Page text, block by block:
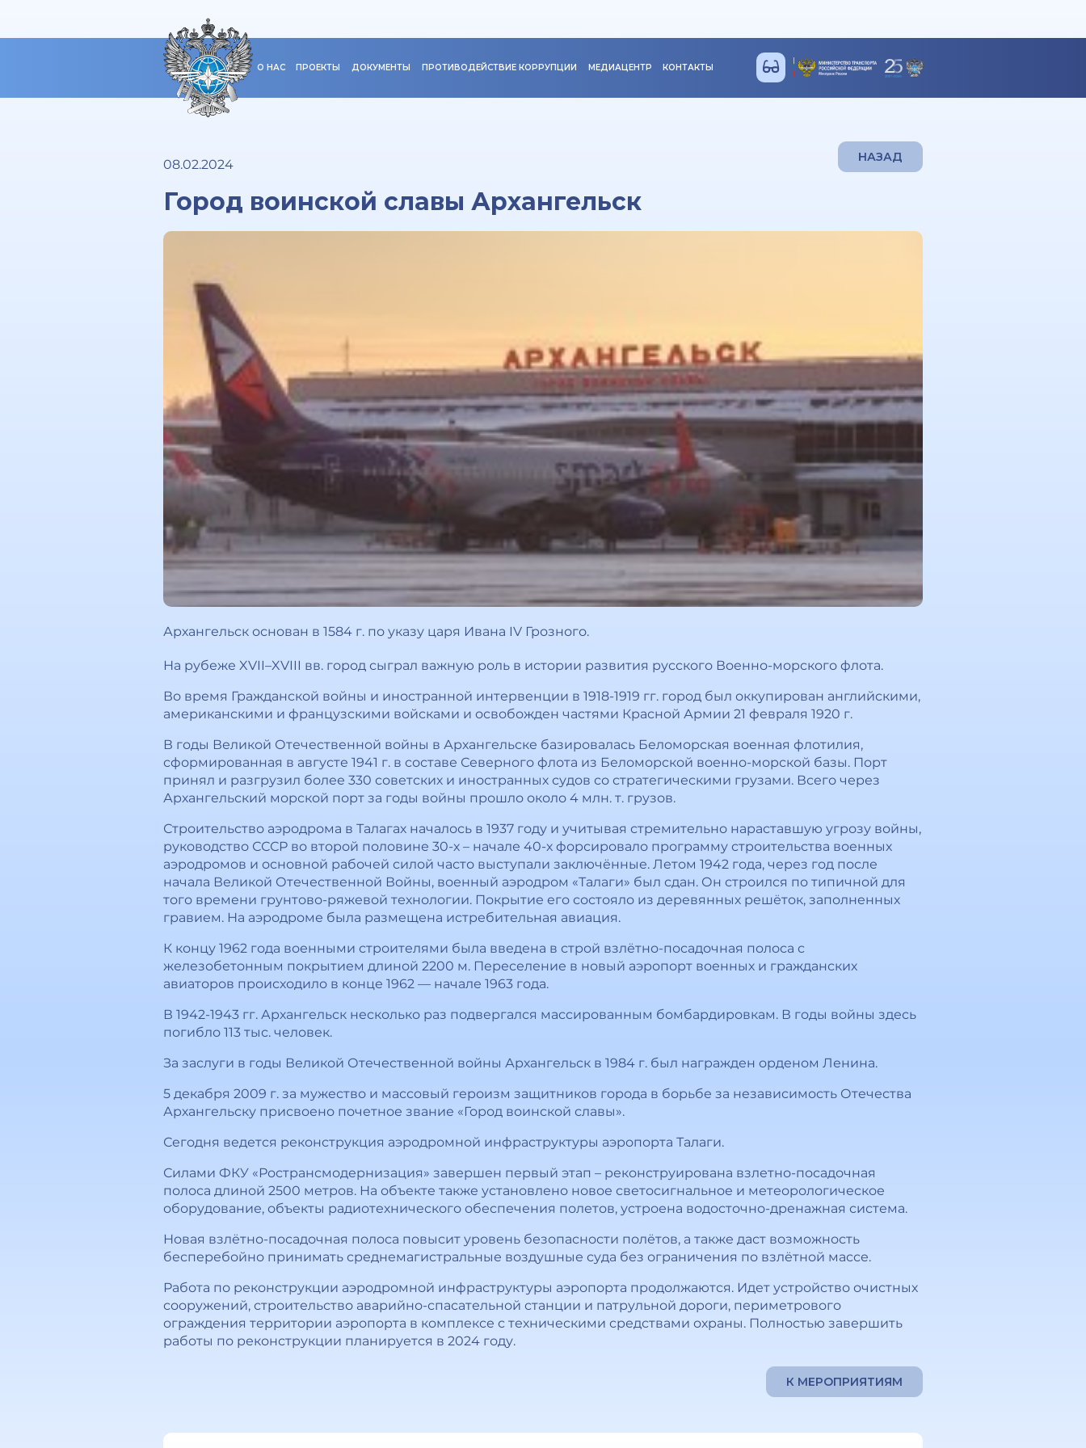
О НАС ПРОЕКТЫ ДОКУМЕНТЫ ПРОТИВОДЕЙСТВИЕ КОРРУПЦИИ МЕДИАЦЕНТР КОНТАКТЫ
08.02.2024 НАЗАД
Город воинской славы Архангельск
Архангельск основан в 1584 г. по указу царя Ивана IV Грозного.
На рубеже XVII–XVIII вв. город сыграл важную роль в истории развития русского Военно-морского флота.
Во время Гражданской войны и иностранной интервенции в 1918-1919 гг. город был оккупирован английскими,
американскими и французскими войсками и освобожден частями Красной Армии 21 февраля 1920 г.
В годы Великой Отечественной войны в Архангельске базировалась Беломорская военная флотилия,
сформированная в августе 1941 г. в составе Северного флота из Беломорской военно-морской базы. Порт
принял и разгрузил более 330 советских и иностранных судов со стратегическими грузами. Всего через
Архангельский морской порт за годы войны прошло около 4 млн. т. грузов.
Строительство аэродрома в Талагах началось в 1937 году и учитывая стремительно нараставшую угрозу войны,
руководство СССР во второй половине 30-х – начале 40-х форсировало программу строительства военных
аэродромов и основной рабочей силой часто выступали заключённые. Летом 1942 года, через год после
начала Великой Отечественной Войны, военный аэродром «Талаги» был сдан. Он строился по типичной для
того времени грунтово-ряжевой технологии. Покрытие его состояло из деревянных решёток, заполненных
гравием. На аэродроме была размещена истребительная авиация.
К концу 1962 года военными строителями была введена в строй взлётно-посадочная полоса с
железобетонным покрытием длиной 2200 м. Переселение в новый аэропорт военных и гражданских
авиаторов происходило в конце 1962 — начале 1963 года.
В 1942-1943 гг. Архангельск несколько раз подвергался массированным бомбардировкам. В годы войны здесь
погибло 113 тыс. человек.
За заслуги в годы Великой Отечественной войны Архангельск в 1984 г. был награжден орденом Ленина.
5 декабря 2009 г. за мужество и массовый героизм защитников города в борьбе за независимость Отечества
Архангельску присвоено почетное звание «Город воинской славы».
Сегодня ведется реконструкция аэродромной инфраструктуры аэропорта Талаги.
Силами ФКУ «Ространсмодернизация» завершен первый этап – реконструирована взлетно-посадочная
полоса длиной 2500 метров. На объекте также установлено новое светосигнальное и метеорологическое
оборудование, объекты радиотехнического обеспечения полетов, устроена водосточно-дренажная система.
Новая взлётно-посадочная полоса повысит уровень безопасности полётов, а также даст возможность
бесперебойно принимать среднемагистральные воздушные суда без ограничения по взлётной массе.
Работа по реконструкции аэродромной инфраструктуры аэропорта продолжаются. Идет устройство очистных
сооружений, строительство аварийно-спасательной станции и патрульной дороги, периметрового
ограждения территории аэропорта в комплексе с техническими средствами охраны. Полностью завершить
работы по реконструкции планируется в 2024 году.
К МЕРОПРИЯТИЯМ